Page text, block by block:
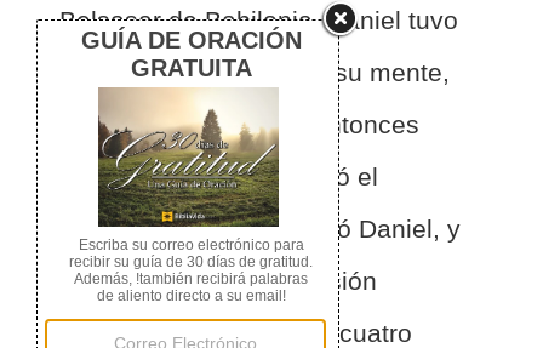
Belsasar de Babilonia, Daniel tuvo
un sueño y visiones en su mente,
estando en su cama. Entonces
escribió el sueño y relató el
resumen de él.
2
Habló Daniel, y
dijo: Miraba yo en mi visión
nocturna, y he aquí, los cuatro